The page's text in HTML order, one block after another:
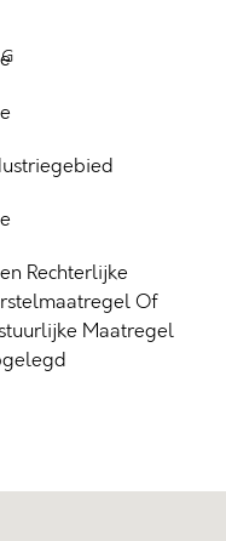
Rechterlijke
Of
Maatregel